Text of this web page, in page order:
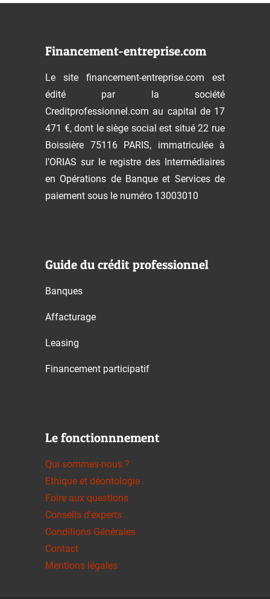
Financement-entreprise.com
Le site financement-entreprise.com est
édité par la société
Creditprofessionnel.com au capital de 17
471 €, dont le siège social est situé 22 rue
Boissière 75116 PARIS, immatriculée à
l’ORIAS sur le registre des Intermédiaires
en Opérations de Banque et Services de
paiement sous le numéro 13003010
Guide du crédit professionnel
Banques
Affacturage
Leasing
Financement participatif
Le fonctionnnement
Qui sommes-nous ?
Ethique et déontologie
Foire aux questions
Conseils d'experts
Conditions Générales
Contact
Mentions légales